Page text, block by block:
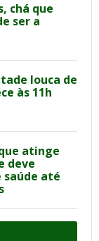
chá que
ser a
louca de
às 11h
atinge
deve
saúde até